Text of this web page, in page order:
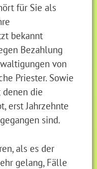
für Sie als
bekannt
Bezahlung
von
Priester. Sowie
die
erst Jahrzehnte
sind.
als es der
gelang, Fälle